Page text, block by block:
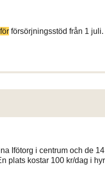
för försörjningsstöd från 1 juli.
Ifötorg i centrum och de
plats kostar 100 kr/dag i